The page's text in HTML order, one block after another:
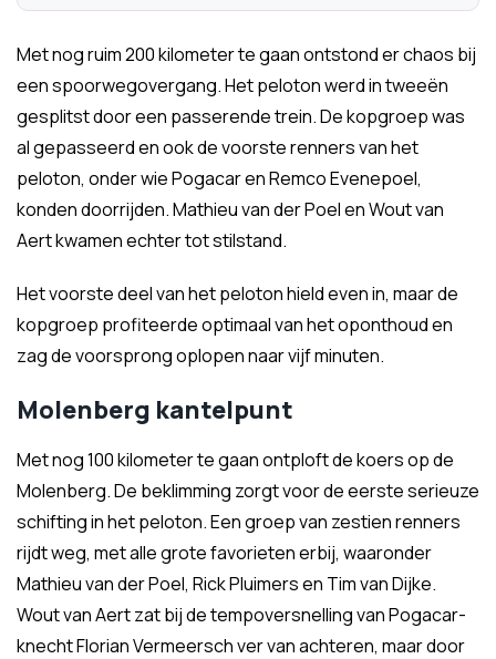
Met nog ruim 200 kilometer te gaan ontstond er chaos bij
een spoorwegovergang. Het peloton werd in tweeën
gesplitst door een passerende trein. De kopgroep was
al gepasseerd en ook de voorste renners van het
peloton, onder wie Pogacar en Remco Evenepoel,
konden doorrijden. Mathieu van der Poel en Wout van
Aert kwamen echter tot stilstand.
Het voorste deel van het peloton hield even in, maar de
kopgroep profiteerde optimaal van het oponthoud en
zag de voorsprong oplopen naar vijf minuten.
Molenberg kantelpunt
Met nog 100 kilometer te gaan ontploft de koers op de
Molenberg. De beklimming zorgt voor de eerste serieuze
schifting in het peloton. Een groep van zestien renners
rijdt weg, met alle grote favorieten erbij, waaronder
Mathieu van der Poel, Rick Pluimers en Tim van Dijke.
Wout van Aert zat bij de tempoversnelling van Pogacar-
knecht Florian Vermeersch ver van achteren, maar door